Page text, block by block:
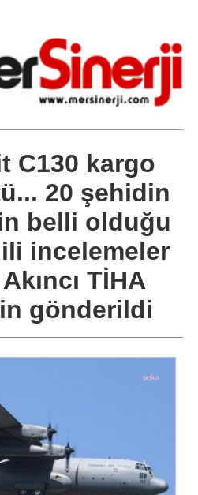
C130 kargo
20 şehidin
belli olduğu
incelemeler
TİHA
gönderildi